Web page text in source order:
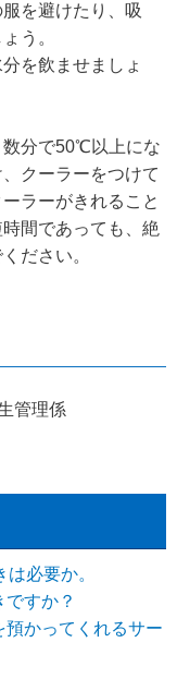
を避けたり、吸
う。
を飲ませましょ
数分で50℃以上にな
クーラーをつけて
ラーがきれること
間であっても、絶
ださい。
管理係
必要か。
すか？
かってくれるサー